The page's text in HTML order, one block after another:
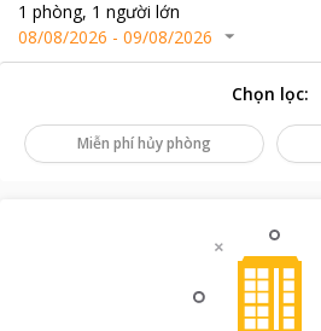
1 phòng, 1 người lớn
08/08/2026 - 09/08/2026
Chọn lọc:
Miễn phí hủy phòng